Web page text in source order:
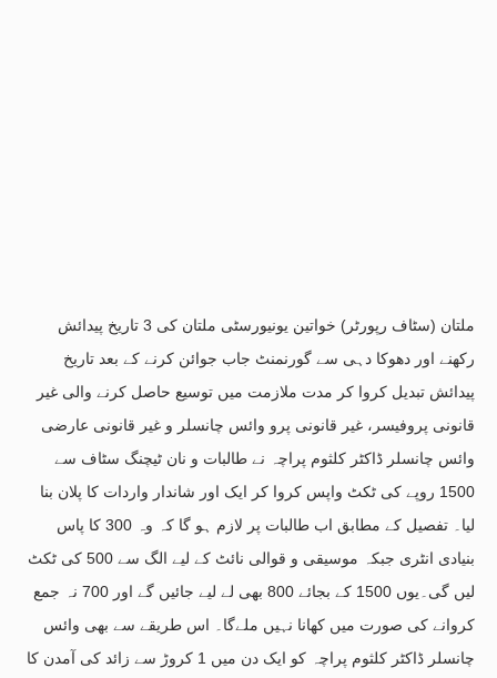
ملتان (سٹاف رپورٹر) خواتین یونیورسٹی ملتان کی 3 تاریخ پیدائش
رکھنے اور دھوکا دہی سے گورنمنٹ جاب جوائن کرنے کے بعد تاریخ
پیدائش تبدیل کروا کر مدت ملازمت میں توسیع حاصل کرنے والی غیر
قانونی پروفیسر، غیر قانونی پرو وائس چانسلر و غیر قانونی عارضی
وائس چانسلر ڈاکٹر کلثوم پراچہ نے طالبات و نان ٹیچنگ سٹاف سے
1500 روپے کی ٹکٹ واپس کروا کر ایک اور شاندار واردات کا پلان بنا
لیا۔ تفصیل کے مطابق اب طالبات پر لازم ہو گا کہ وہ 300 کا پاس
بنیادی انٹری جبکہ موسیقی و قوالی نائٹ کے لیے الگ سے 500 کی ٹکٹ
لیں گی۔یوں 1500 کے بجائے 800 بھی لے لیے جائیں گے اور 700 نہ جمع
کروانے کی صورت میں کھانا نہیں ملےگا۔ اس طریقے سے بھی وائس
چانسلر ڈاکٹر کلثوم پراچہ کو ایک دن میں 1 کروڑ سے زائد کی آمدن کا